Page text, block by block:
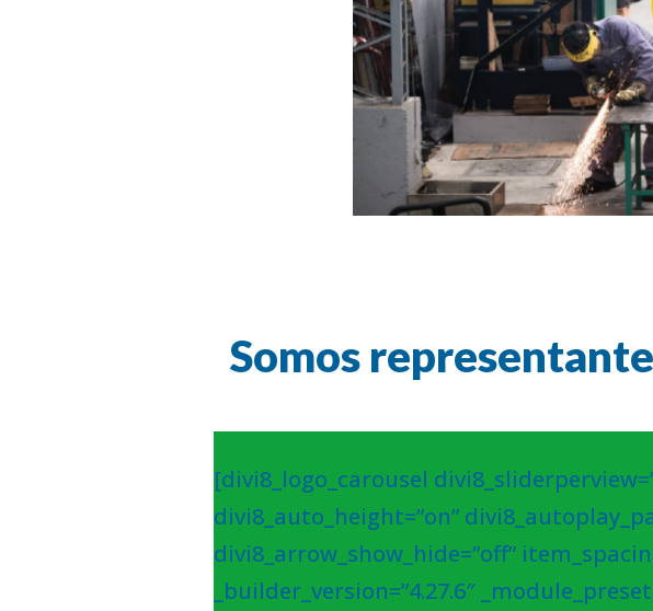
Somos
[divi8_logo_carousel
divi8_auto_height=”on”
divi8_arrow_show_hide=”off”
_builder_version=”4.27.6″